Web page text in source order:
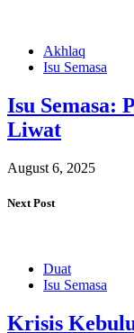
Akhlaq
Isu Semasa
Isu Semasa:
Liwat
August 6, 2025
Next Post
Duat
Isu Semasa
Krisis